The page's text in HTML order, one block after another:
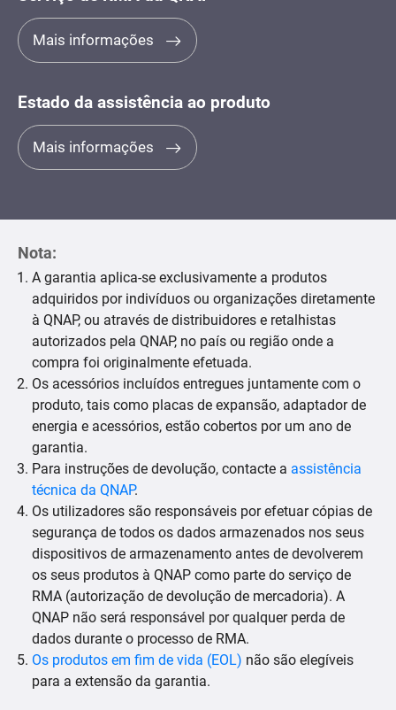
Mais informações
Estado da assistência ao produto
Mais informações
Nota:
A garantia aplica-se exclusivamente a produtos
adquiridos por indivíduos ou organizações diretamente
à QNAP, ou através de distribuidores e retalhistas
autorizados pela QNAP, no país ou região onde a
compra foi originalmente efetuada.
Os acessórios incluídos entregues juntamente com o
produto, tais como placas de expansão, adaptador de
energia e acessórios, estão cobertos por um ano de
garantia.
Para instruções de devolução, contacte a assistência
técnica da QNAP.
Os utilizadores são responsáveis por efetuar cópias de
segurança de todos os dados armazenados nos seus
dispositivos de armazenamento antes de devolverem
os seus produtos à QNAP como parte do serviço de
RMA (autorização de devolução de mercadoria). A
QNAP não será responsável por qualquer perda de
dados durante o processo de RMA.
Os produtos em fim de vida (EOL) não são elegíveis
para a extensão da garantia.